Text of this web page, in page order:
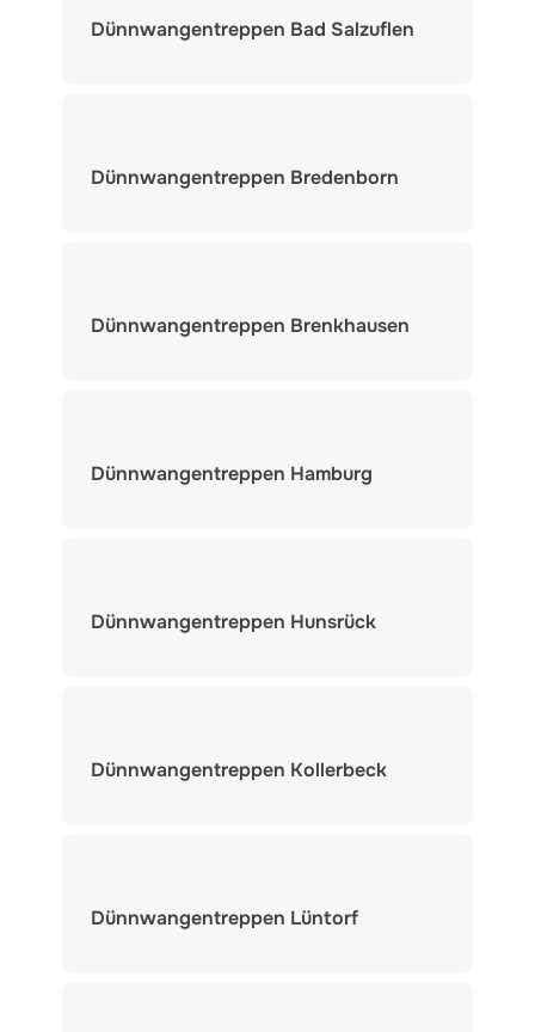
Dünnwangentreppen Bad Salzuflen
Dünnwangentreppen Bredenborn
Dünnwangentreppen Brenkhausen
Dünnwangentreppen Hamburg
Dünnwangentreppen Hunsrück
Dünnwangentreppen Kollerbeck
Dünnwangentreppen Lüntorf